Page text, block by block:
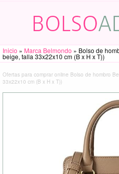
Inicio » Marca Belmondo » Bolso de
beige, talla 33x22x10 cm (B x H x T))
Ofertas para comprar online Bolso de hombro
33x22x10 cm (B x H x T))